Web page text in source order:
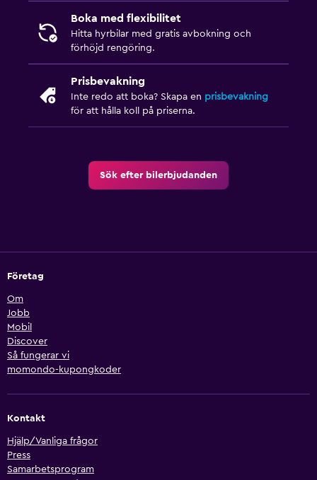
Boka med flexibilitet
Hitta hyrbilar med gratis avbokning och
förhöjd rengöring.
Prisbevakning
Inte redo att boka? Skapa en prisbevakning
för att hålla koll på priserna.
Sök efter bilerbjudanden
Företag
Om
Jobb
Mobil
Discover
Så fungerar vi
momondo-kupongkoder
Kontakt
Hjälp/Vanliga frågor
Press
Samarbetsprogram